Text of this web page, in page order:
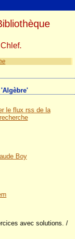
le flux rss de la
Boy
avec solutions. /